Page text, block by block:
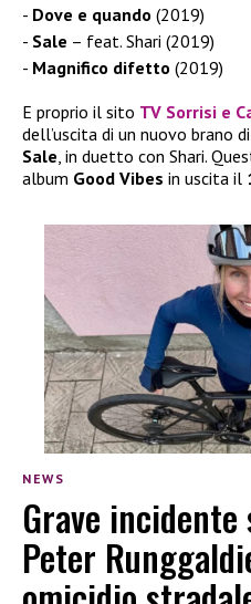
Dove e quando (2019)
Sale – feat. Shari (2019)
Magnifico difetto (2019)
E proprio il sito TV Sorrisi e
dell’uscita di un nuovo brano di
Sale , in duetto con Shari.
album Good Vibes in uscita il
NEWS
Grave incidente
Peter